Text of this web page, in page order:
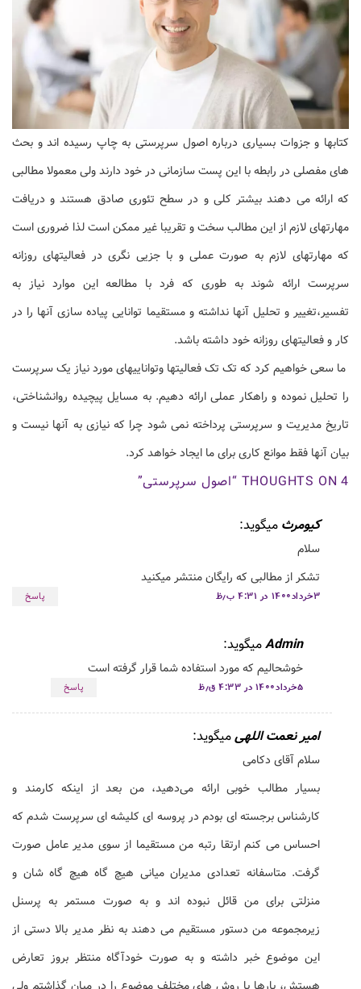
کتابها و جزوات بسیاری درباره اصول سرپرستی به چاپ رسیده اند و بحث
های مفصلی در رابطه با این پست سازمانی در خود دارند ولی معمولا مطالبی
که ارائه می دهند بیشتر کلی و در سطح تئوری صادق هستند و دریافت
مهارتهای لازم از این مطالب سخت و تقریبا غیر ممکن است لذا ضروری است
که مهارتهای لازم به صورت عملی و با جزیی نگری در فعالیتهای روزانه
سرپرست ارائه شوند به طوری که فرد با مطالعه این موارد نیاز به
تفسیر،تغییر و تحلیل آنها نداشته و مستقیما توانایی پیاده سازی آنها را در
کار و فعالیتهای روزانه خود داشته باشد.
ما سعی خواهیم کرد که تک تک فعالیتها وتواناییهای مورد نیاز یک سرپرست
را تحلیل نموده و راهکار عملی ارائه دهیم. به مسایل پیچیده روانشناختی،
تاریخ مدیریت و سرپرستی پرداخته نمی شود چرا که نیازی به آنها نیست و
بیان آنها فقط موانع کاری برای ما ایجاد خواهد کرد.
4 THOUGHTS ON “ اصول سرپرستی”
کیومرث میگوید:
سلام
تشکر از مطالبی که رایگان منتشر میکنید
۳خرداد۱۴۰۰ در ۴:۳۱ ب٫ظ پاسخ
Adminمیگوید:
خوشحالیم که مورد استفاده شما قرار گرفته است
۵خرداد۱۴۰۰ در ۴:۳۳ ق٫ظ پاسخ
امیر نعمت اللهیمیگوید:
سلام آقای دکامی
بسیار مطالب خوبی ارائه می‌دهید، من بعد از اینکه کارمند و
کارشناس برجسته ای بودم در پروسه ای کلیشه ای سرپرست شدم که
احساس می کنم ارتقا رتبه من مستقیما از سوی مدیر عامل صورت
گرفت. متاسفانه تعدادی مدیران میانی هیچ گاه هیچ گاه شان و
منزلتی برای من قائل نبوده اند و به صورت مستمر به پرسنل
زیرمجموعه من دستور مستقیم می دهند به نظر مدیر بالا دستی از
این موضوع خبر داشته و به صورت خودآگاه منتظر بروز تعارض